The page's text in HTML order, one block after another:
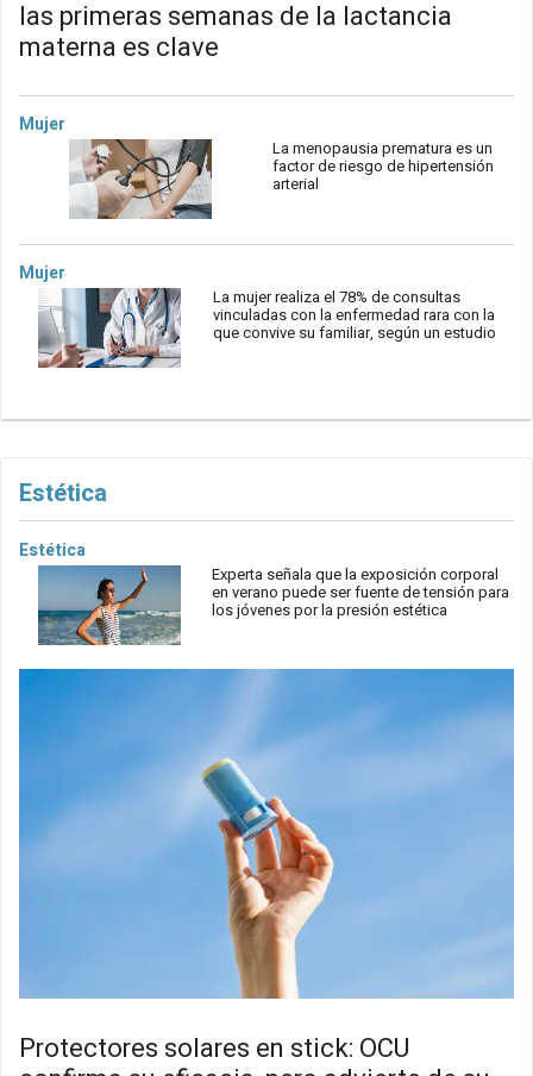
las primeras semanas de la lactancia
materna es clave
Mujer
La menopausia prematura es un
factor de riesgo de hipertensión
arterial
Mujer
La mujer realiza el 78% de consultas
vinculadas con la enfermedad rara con la
que convive su familiar, según un estudio
Estética
Estética
Experta señala que la exposición corporal
en verano puede ser fuente de tensión para
los jóvenes por la presión estética
Protectores solares en stick: OCU